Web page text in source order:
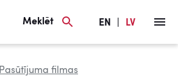
Meklēt EN LV
Pasūtījuma filmas